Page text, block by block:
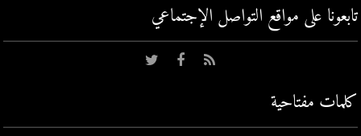
تابعونا على مواقع التواصل اﻹجتماعي
كلمات مفتاحية